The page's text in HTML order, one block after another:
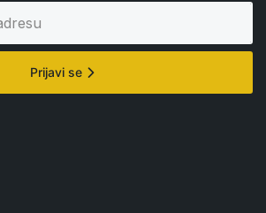
Prijavi se